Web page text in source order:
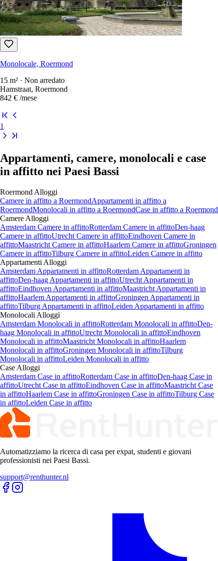
Monolocale, Roermond
15 m² · Non arredato
Hamstraat, Roermond
842 € /mese
1
Appartamenti, camere, monolocali e case
in affitto nei Paesi Bassi
Roermond Alloggi
Camere in affitto a RoermondAppartamenti in affitto a
RoermondMonolocali in affitto a RoermondCase in affitto a Roermond
Camere Alloggi
Amsterdam Camere in affittoRotterdam Camere in affittoDen-haag
Camere in affittoUtrecht Camere in affittoEindhoven Camere in
affittoMaastricht Camere in affittoHaarlem Camere in affittoGroningen
Camere in affittoTilburg Camere in affittoLeiden Camere in affitto
Appartamenti Alloggi
Amsterdam Appartamenti in affittoRotterdam Appartamenti in
affittoDen-haag Appartamenti in affittoUtrecht Appartamenti in
affittoEindhoven Appartamenti in affittoMaastricht Appartamenti in
affittoHaarlem Appartamenti in affittoGroningen Appartamenti in
affittoTilburg Appartamenti in affittoLeiden Appartamenti in affitto
Monolocali Alloggi
Amsterdam Monolocali in affittoRotterdam Monolocali in affittoDen-
haag Monolocali in affittoUtrecht Monolocali in affittoEindhoven
Monolocali in affittoMaastricht Monolocali in affittoHaarlem
Monolocali in affittoGroningen Monolocali in affittoTilburg
Monolocali in affittoLeiden Monolocali in affitto
Case Alloggi
Amsterdam Case in affittoRotterdam Case in affittoDen-haag Case in
affittoUtrecht Case in affittoEindhoven Case in affittoMaastricht Case
in affittoHaarlem Case in affittoGroningen Case in affittoTilburg Case
in affittoLeiden Case in affitto
Automatizziamo la ricerca di casa per expat, studenti e giovani
professionisti nei Paesi Bassi.
support@renthunter.nl